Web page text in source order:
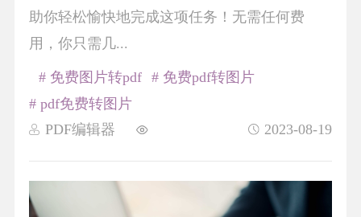
助你轻松愉快地完成这项任务！无需任何费
用，你只需几...
PDF编辑器 2023-08-19
# 免费图片转pdf
# 免费pdf转图片
# pdf免费转图片